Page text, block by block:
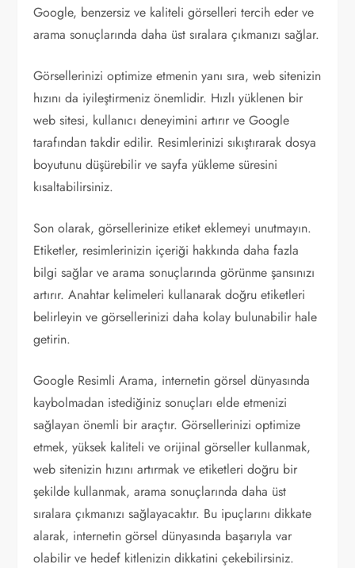
Google, benzersiz ve kaliteli görselleri tercih eder ve
arama sonuçlarında daha üst sıralara çıkmanızı sağlar.
Görsellerinizi optimize etmenin yanı sıra, web sitenizin
hızını da iyileştirmeniz önemlidir. Hızlı yüklenen bir
web sitesi, kullanıcı deneyimini artırır ve Google
tarafından takdir edilir. Resimlerinizi sıkıştırarak dosya
boyutunu düşürebilir ve sayfa yükleme süresini
kısaltabilirsiniz.
Son olarak, görsellerinize etiket eklemeyi unutmayın.
Etiketler, resimlerinizin içeriği hakkında daha fazla
bilgi sağlar ve arama sonuçlarında görünme şansınızı
artırır. Anahtar kelimeleri kullanarak doğru etiketleri
belirleyin ve görsellerinizi daha kolay bulunabilir hale
getirin.
Google Resimli Arama, internetin görsel dünyasında
kaybolmadan istediğiniz sonuçları elde etmenizi
sağlayan önemli bir araçtır. Görsellerinizi optimize
etmek, yüksek kaliteli ve orijinal görseller kullanmak,
web sitenizin hızını artırmak ve etiketleri doğru bir
şekilde kullanmak, arama sonuçlarında daha üst
sıralara çıkmanızı sağlayacaktır. Bu ipuçlarını dikkate
alarak, internetin görsel dünyasında başarıyla var
olabilir ve hedef kitlenizin dikkatini çekebilirsiniz.